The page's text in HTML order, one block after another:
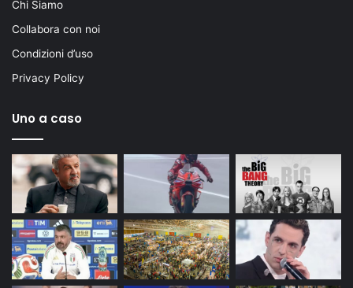
Chi Siamo
Collabora con noi
Condizioni d’uso
Privacy Policy
Uno a caso